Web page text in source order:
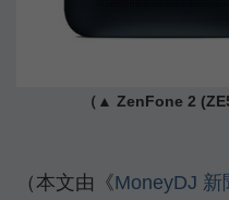
（▲ ZenFone 2
（本文由《MoneyDJ 新